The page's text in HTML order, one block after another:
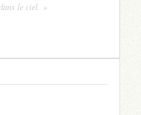
le ciel. »